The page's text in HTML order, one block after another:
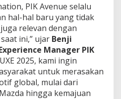
PIK Avenue selalu
hal-hal baru yang tidak
relevan dengan
ini,” ujar Benji
Manager PIK
2025, kami ingin
untuk merasakan
global, mulai dari
hingga kemajuan